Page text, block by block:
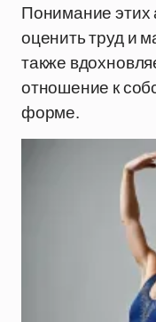
Понимание этих
оценить труд и
также
отношение к
форме.